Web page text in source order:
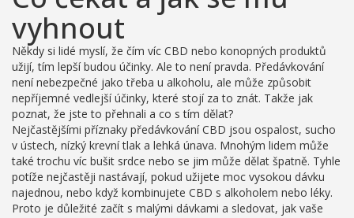
vyhnout
Někdy si lidé myslí, že čím víc CBD nebo konopných produktů
užijí, tím lepší budou účinky. Ale to není pravda. Předávkování
není nebezpečné jako třeba u alkoholu, ale může způsobit
nepříjemné vedlejší účinky, které stojí za to znát. Takže jak
poznat, že jste to přehnali a co s tím dělat?
Nejčastějšími příznaky předávkování CBD jsou ospalost, sucho
v ústech, nízký krevní tlak a lehká únava. Mnohým lidem může
také trochu víc bušit srdce nebo se jim může dělat špatně. Tyhle
potíže nejčastěji nastávají, pokud užijete moc vysokou dávku
najednou, nebo když kombinujete CBD s alkoholem nebo léky.
Proto je důležité začít s malými dávkami a sledovat, jak vaše